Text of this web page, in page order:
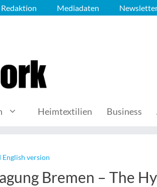
Redaktion Mediadaten
Heimtextilien Business
version
Bremen – The